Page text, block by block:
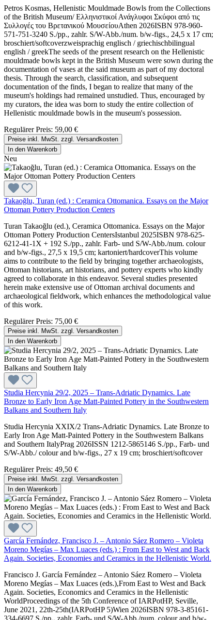
Petros Kosmas, Hellenistic Mouldmade Bowls from the Collections
of the British Museum/ Ελληνιστικοί Ανάγλυφοι Σκύφοι από τις
Συλλογές του Βρετανικού ΜουσείουAthen 2026ISBN 978-960-
571-751-3240 S./pp., zahlr. S/W-Abb./num. b/w-figs., 24,5 x 17 cm;
broschiert/softcoverzweisprachig englisch / griechischbilingual
english / greekThe seeds of the present research on the Hellenistic
mouldmade bowls kept in the British Museum were sown during the
documentation of vases at the said museum as part of my doctoral
thesis. Through the search, classification, and subsequent
documentation of the finds, I began to realize that many of the
museum's holdings had remained unstudied. Thus, encouraged by
my curators, the idea was born to study the entire collection of
Hellenistic mouldmade bowls in the museum's possession.
Regulärer Preis: 59,00 €
Preise inkl. MwSt. zzgl. Versandkosten
In den Warenkorb
Neu
Takaoğlu, Turan (ed.) : Ceramica Ottomanica. Essays on the Major
Ottoman Pottery Production Centers
Turan Takaoğlu (ed.), Ceramica Ottomanica. Essays on the Major
Ottoman Pottery Production CentersIstanbul 2025ISBN 978-625-
6212-41-1X + 192 S./pp., zahlr. Farb- und S/W-Abb./num. colour
and b/w-figs., 27,5 x 19,5 cm; kartoniert/hardcoverThis volume
aims to contribute to the field by bringing together archaeologists,
Ottoman historians, art historians, and pottery experts who kindly
agreed to collaborate in this endeavor. Several studies presented
herein make extensive use of Ottoman archival documents and
archaeological fieldwork, which enhances the methodological value
of this work.
Regulärer Preis: 75,00 €
Preise inkl. MwSt. zzgl. Versandkosten
In den Warenkorb
Studia Hercynia 29/2, 2025 – Trans-Adriatic Dynamics. Late
Bronze to Early Iron Age Matt-Painted Pottery in the Southwestern
Balkans and Southern Italy
Studia Hercynia XXIX/2 Trans-Adriatic Dynamics. Late Bronze to
Early Iron Age Matt-Painted Pottery in the Southwestern Balkans
and Southern ItalyPrag 2026ISSN 1212-5865146 S./pp., Farb- und
S/W-Abb./ colour and b/w-figs., 27 x 19 cm; broschiert/softcover
Regulärer Preis: 49,50 €
Preise inkl. MwSt. zzgl. Versandkosten
In den Warenkorb
García Fernández, Francisco J. – Antonio Sáez Romero – Violeta
Moreno Megías – Max Luaces (eds.) : From East to West and Back
Again. Societies, Economies and Ceramics in the Hellenistic World.
Francisco J. García Fernández – Antonio Sáez Romero – Violeta
Moreno Megías – Max Luaces (eds.),From East to West and Back
Again. Societies, Economics and Ceramics in the Hellenistic
WorldProceedings of the 5th Conference of IARPotHP, Seville,
June 2021, 22th-25th(IARPotHP 5)Wien 2026ISBN 978-3-85161-
334-6697 S./pp., zahlr. Farb- und S/W-Abb./num. colour and b/w-